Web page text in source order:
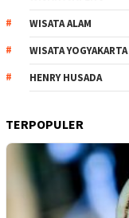
Tim Redaksi
Rabu, 20 Juli 2022